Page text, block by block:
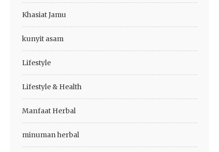
Khasiat Jamu
kunyit asam
Lifestyle
Lifestyle & Health
Manfaat Herbal
minuman herbal